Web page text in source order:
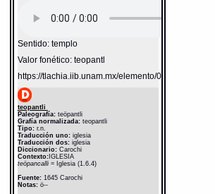
Sentido: templo
Valor fonético: teopantl
https://tlachia.iib.unam.mx/elemento/05.01.09
teopantli
Paleografía:teöpantli
Grafía normalizada:teopantli
Tipo:r.n.
Traducción uno:iglesia
Traducción dos:iglesia
Diccionario: Carochi
Contexto:IGLESIA
teöpancalli = Iglesia (1.6.4)
Fuente:1645 Carochi
Notas:ö--